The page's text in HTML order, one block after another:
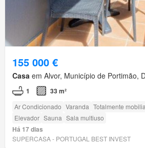
155 000 €
Casa em Alvor, Município de Portimão,
1 33 m²
Ar Condicionado Varanda Totalmente
Elevador Sauna Sala multiuso
Há 17 dias
SUPERCASA - PORTUGAL BEST INVEST